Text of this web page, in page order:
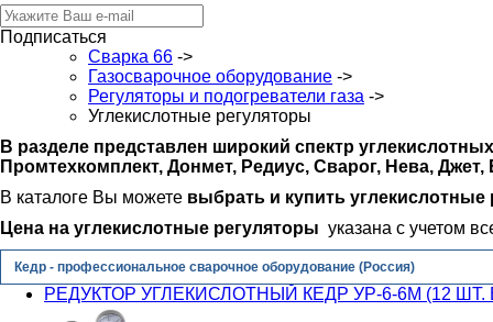
Подписаться
Сварка 66 ->
Газосварочное оборудование ->
Регуляторы и подогреватели газа ->
Углекислотные регуляторы
В разделе представлен широкий спектр
Промтехкомплект, Донмет, Редиус, Сварог, Нева,
В каталоге Вы можете выбрать и купить
Цена на углекислотные регуляторы указана с учетом
Кедр - профессиональное сварочное оборудование (Россия)
РЕДУКТОР УГЛЕКИСЛОТНЫЙ КЕДР УР-6-6М (12 ШТ.